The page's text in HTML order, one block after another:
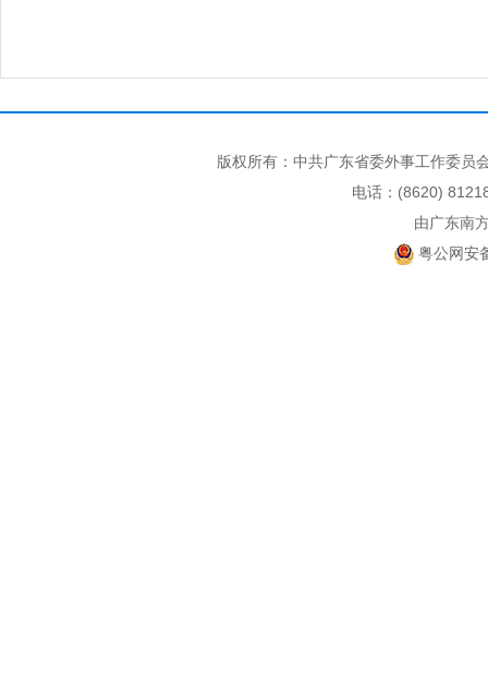
版权所有：中共广东省委外事工作委
电话：(8620)
由广东南
粤公网安